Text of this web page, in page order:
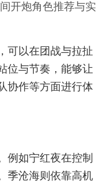
开炮角色推荐与实
可以在团战与拉扯
位与节奏，能够让
协作等方面进行体
例如宁红夜在控制
季沧海则依靠高机